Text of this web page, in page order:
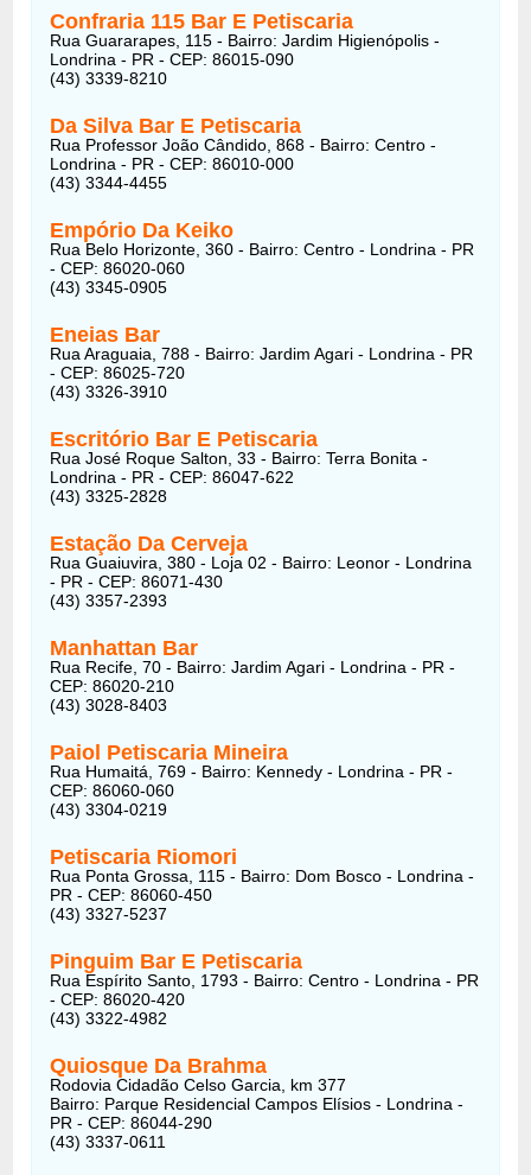
Confraria 115 Bar E Petiscaria
Rua Guararapes, 115 - Bairro: Jardim Higienópolis -
Londrina - PR - CEP: 86015-090
(43) 3339-8210
Da Silva Bar E Petiscaria
Rua Professor João Cândido, 868 - Bairro: Centro -
Londrina - PR - CEP: 86010-000
(43) 3344-4455
Empório Da Keiko
Rua Belo Horizonte, 360 - Bairro: Centro - Londrina - PR
- CEP: 86020-060
(43) 3345-0905
Eneias Bar
Rua Araguaia, 788 - Bairro: Jardim Agari - Londrina - PR
- CEP: 86025-720
(43) 3326-3910
Escritório Bar E Petiscaria
Rua José Roque Salton, 33 - Bairro: Terra Bonita -
Londrina - PR - CEP: 86047-622
(43) 3325-2828
Estação Da Cerveja
Rua Guaiuvira, 380 - Loja 02 - Bairro: Leonor - Londrina
- PR - CEP: 86071-430
(43) 3357-2393
Manhattan Bar
Rua Recife, 70 - Bairro: Jardim Agari - Londrina - PR -
CEP: 86020-210
(43) 3028-8403
Paiol Petiscaria Mineira
Rua Humaitá, 769 - Bairro: Kennedy - Londrina - PR -
CEP: 86060-060
(43) 3304-0219
Petiscaria Riomori
Rua Ponta Grossa, 115 - Bairro: Dom Bosco - Londrina -
PR - CEP: 86060-450
(43) 3327-5237
Pinguim Bar E Petiscaria
Rua Espírito Santo, 1793 - Bairro: Centro - Londrina - PR
- CEP: 86020-420
(43) 3322-4982
Quiosque Da Brahma
Rodovia Cidadão Celso Garcia, km 377
Bairro: Parque Residencial Campos Elísios - Londrina -
PR - CEP: 86044-290
(43) 3337-0611